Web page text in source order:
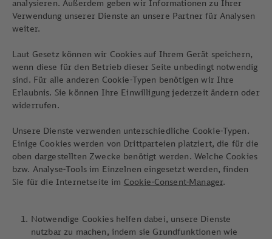
analysieren. Außerdem geben wir Informationen zu Ihrer
Verwendung unserer Dienste an unsere Partner für Analysen
weiter.
Laut Gesetz können wir Cookies auf Ihrem Gerät speichern,
wenn diese für den Betrieb dieser Seite unbedingt notwendig
sind. Für alle anderen Cookie-Typen benötigen wir Ihre
Erlaubnis. Sie können Ihre Einwilligung jederzeit ändern oder
widerrufen.
Unsere Dienste verwenden unterschiedliche Cookie-Typen.
Einige Cookies werden von Drittparteien platziert, die für die
oben dargestellten Zwecke benötigt werden. Welche Cookies
bzw. Analyse-Tools im Einzelnen eingesetzt werden, finden
Sie für die Internetseite im Cookie-Consent-Manager.
Notwendige Cookies helfen dabei, unsere Dienste
nutzbar zu machen, indem sie Grundfunktionen wie